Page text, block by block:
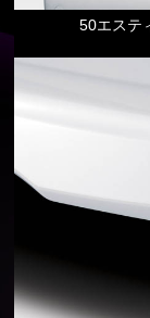
50エステ